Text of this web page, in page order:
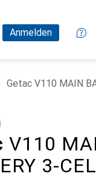
Anmelden
Getac V110 MAIN
V110
3-